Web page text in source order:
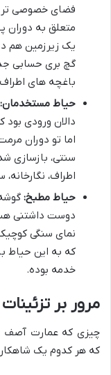
فضای خصوصی تر
متعلق به
یک زیرزمین هم
گچ بری حسابی
باغچه های
حیاط مستخدمان:
دالان ورودی
اما تو دوران
سنتی، بازسازی
اطراف،
حیاط مطبخ:
دوست داشتنی
نمای سنگی
که به این حیاط
خدمه بوده.
مرور بر
چیزی که عمارت آصف
که هر کدوم یک